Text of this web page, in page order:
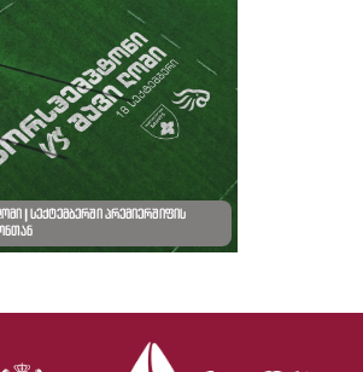
| სექტემბერში პრემიერშიფის